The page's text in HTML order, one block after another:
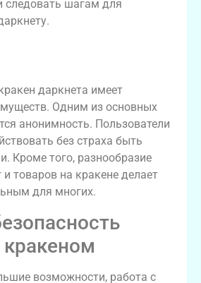
следовать шагам для
даркнета имеет
Одним из основных
анонимность. Пользователи
без страха быть
Кроме того, разнообразие
и товаров на кракене делает
для многих.
возможности, работа с